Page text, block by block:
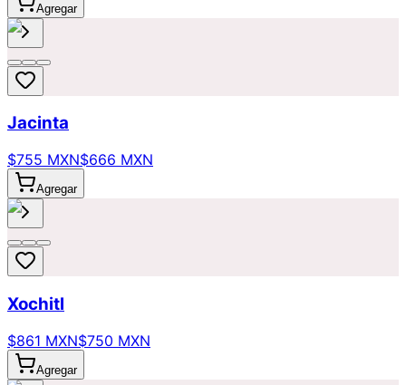
Agregar
Jacinta
$755 MXN$666 MXN
Agregar
Xochitl
$861 MXN$750 MXN
Agregar